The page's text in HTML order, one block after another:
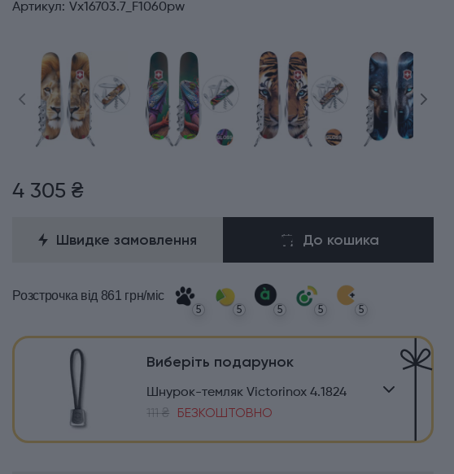
Артикул: Vx16703.7_F1060pw
4 305 ₴
Швидке замовлення До кошика
Розстрочка від 861 грн/міс
5 5 5 5 5
Виберіть подарунок
Шнурок-темляк Victorinox 4.1824
111 ₴ БЕЗКОШТОВНО